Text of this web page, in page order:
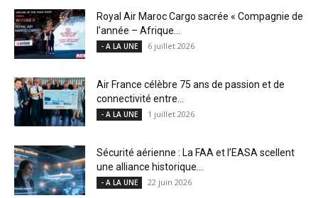
Royal Air Maroc Cargo sacrée « Compagnie de
l’année – Afrique...
- A LA UNE 6 juillet 2026
Air France célèbre 75 ans de passion et de
connectivité entre...
- A LA UNE 1 juillet 2026
Sécurité aérienne : La FAA et l’EASA scellent
une alliance historique...
- A LA UNE 22 juin 2026